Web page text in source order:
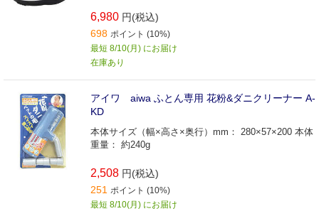
6,980 円(税込)
698 ポイント (10%)
最短 8/10(月) にお届け
在庫あり
アイワ aiwa ふとん専用 花粉&ダニクリーナー A-
KD
本体サイズ（幅×高さ×奥行）mm： 280×57×200 本体
重量： 約240g
2,508 円(税込)
251 ポイント (10%)
最短 8/10(月) にお届け